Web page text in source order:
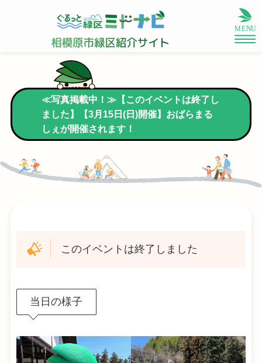
≪写真掲載中！≫【このイベントは終了し
ました】【3月15日(日)開催】おばらまる
しぇが開催されます！
このイベントは終了しました
当日の様子